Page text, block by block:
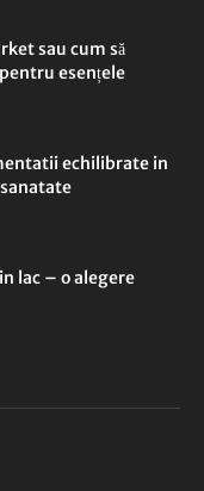
sau cum să
esențele
echilibrate in
lac – o alegere